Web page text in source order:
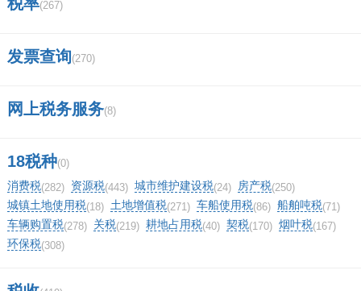
50e丅f指标股有那些股票？
中信建投证券连续九年评级为几级？
踩
一下
(0)
相关评论
我要评论
(267)
发票查询(270)
网上税务服务(8)
18税种(0)
消费税(282) 资源税(443) 城市维护建设税(24) 房产税(250)
城镇土地使用税(18) 土地增值税(271) 车船使用税(86) 船舶吨税(71)
车辆购置税(278) 关税(219) 耕地占用税(40) 契税(170) 烟叶税(167)
环保税(308)